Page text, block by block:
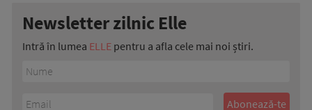
Newsletter zilnic Elle
Intră în lumea ELLE pentru a afla cele mai noi știri.